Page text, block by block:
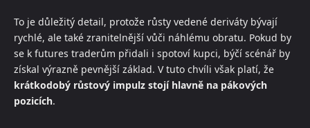
To je důležitý detail, protože růsty vedené deriváty bývají
rychlé, ale také zranitelnější vůči náhlému obratu. Pokud by
se k futures traderům přidali i spotoví kupci, býčí scénář by
získal výrazně pevnější základ. V tuto chvíli však platí, že
krátkodobý růstový impulz stojí hlavně na pákových
pozicích.